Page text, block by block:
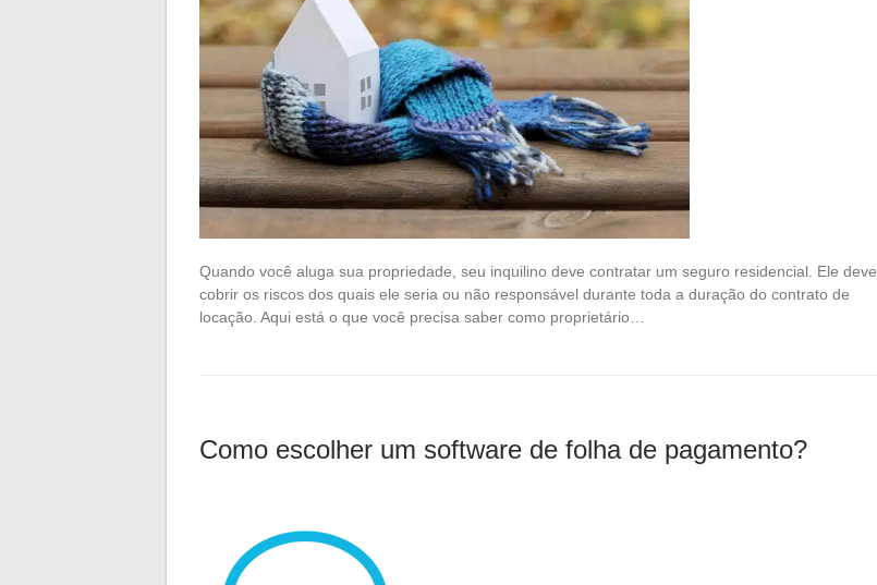
Quando você aluga sua propriedade, seu inquilino deve contratar um seguro residencial. Ele deve
cobrir os riscos dos quais ele seria ou não responsável durante toda a duração do contrato de
locação. Aqui está o que você precisa saber como proprietário…
Como escolher um software de folha de pagamento?